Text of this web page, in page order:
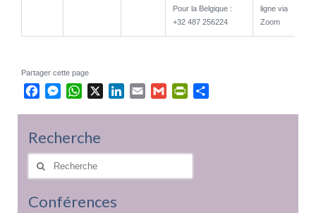
Pour la Belgique :
+32 487 256224
ligne via
Zoom
Partager cette page
FacebookMessenger
WhatsAppLinkedIn
Email Gmail PrintFriendly
Recherche
Rechercher
Conférences